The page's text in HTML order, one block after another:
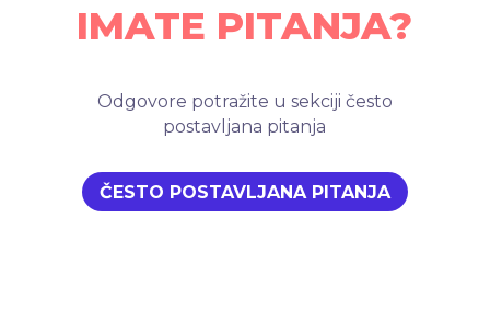
IMATE PITANJA?
Odgovore potražite u sekciji često
postavljana pitanja
ČESTO POSTAVLJANA PITANJA